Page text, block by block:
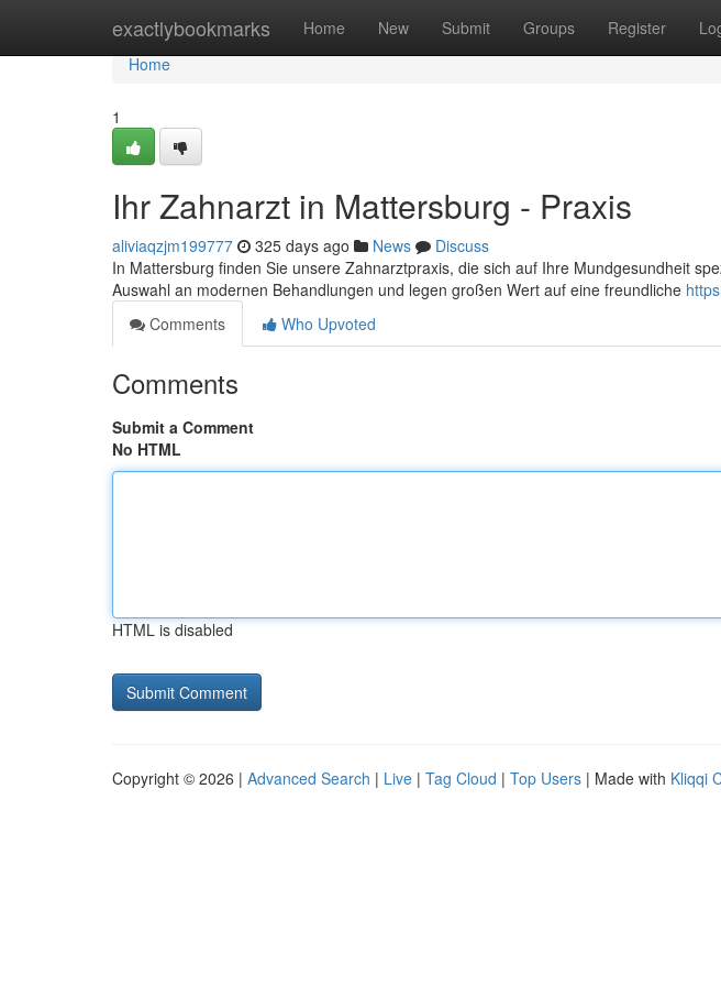
exactlybookmarks Home New Submit Groups Register
Home
Home
1
Ihr Zahnarzt in Mattersburg - Praxis
aliviaqzjm199777 325 days ago News
Discuss
In Mattersburg finden Sie unsere Zahnarztpraxis, die sich auf Ihre Mundgesundheit
Auswahl an modernen Behandlungen und legen großen Wert auf eine freundliche
Comments
Who Upvoted
Comments
Submit a Comment
No HTML
HTML is disabled
Copyright © 2026 | Advanced Search | Live | Tag Cloud | Top Users | Made with Kliqqi